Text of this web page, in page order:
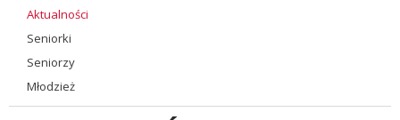
Aktualności
Seniorki
Seniorzy
Młodzież